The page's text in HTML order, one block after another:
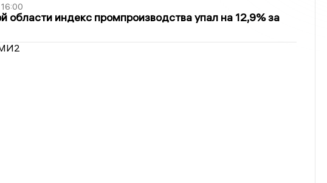
области индекс промпроизводства упал на 12,9% за